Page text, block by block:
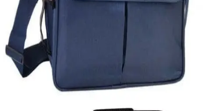
Quick View
Εξαντλημένο
Τσάντα με θήκη Tablet
15,00€